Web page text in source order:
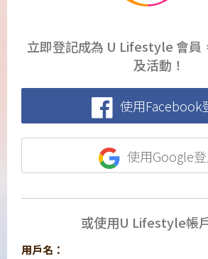
立即登記成為 U Lifestyle 會員
及活動！
使用Facebook
使用Google
或使用U Lifestyle帳
用戶名：